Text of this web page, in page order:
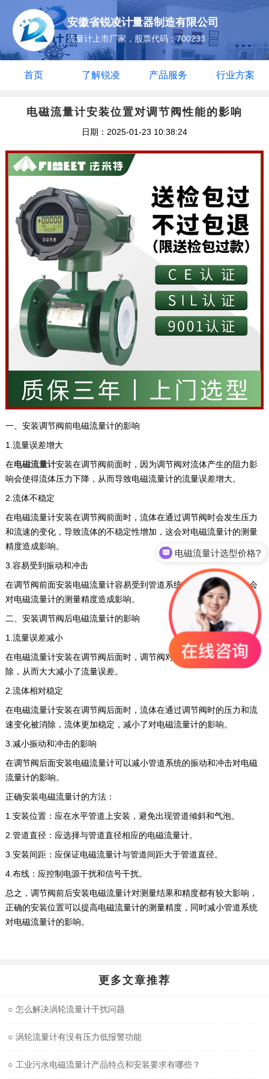
安徽省锐凌计量器制造有限公司
流量计上市厂家，股票代码：700233
首页 了解锐凌 产品服务 行业方案
电磁流量计安装位置对调节阀性能的影响
日期：2025-01-23 10:38:24
一、安装调节阀前电磁流量计的影响
1.流量误差增大
在电磁流量计安装在调节阀前面时，因为调节阀对流体产生的阻力影
响会使得流体压力下降，从而导致电磁流量计的流量误差增大。
2.流体不稳定
在电磁流量计安装在调节阀前面时，流体在通过调节阀时会发生压力
和流速的变化，导致流体的不稳定性增加，这会对电磁流量计的测量
精度造成影响。
3.容易受到振动和冲击
在调节阀前面安装电磁流量计容易受到管道系统的振动和冲击，这会
对电磁流量计的测量精度造成影响。
二、安装调节阀后电磁流量计的影响
1.流量误差减小
在电磁流量计安装在调节阀后面时，调节阀对流体的影响已经被消
除，从而大大减小了流量误差。
2.流体相对稳定
在电磁流量计安装在调节阀后面时，流体在通过调节阀时的压力和流
速变化被消除，流体更加稳定，减小了对电磁流量计的影响。
3.减小振动和冲击的影响
在调节阀后面安装电磁流量计可以减小管道系统的振动和冲击对电磁
流量计的影响。
正确安装电磁流量计的方法：
1.安装位置：应在水平管道上安装，避免出现管道倾斜和气泡。
2.管道直径：应选择与管道直径相应的电磁流量计。
3.安装间距：应保证电磁流量计与管道间距大于管道直径。
4.布线：应控制电源干扰和信号干扰。
总之，调节阀前后安装电磁流量计对测量结果和精度都有较大影响，
正确的安装位置可以提高电磁流量计的测量精度，同时减小管道系统
对电磁流量计的影响。
更多文章推荐
○ 怎么解决涡轮流量计干扰问题
○ 涡轮流量计有没有压力低报警功能
○ 工业污水电磁流量计产品特点和安装要求有哪些？
电磁流量计选型价格?